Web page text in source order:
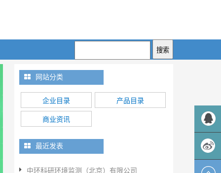
网站分类
企业目录 产品目录
商业资讯
最近发表
中环科研环境监测（北京）有限公司
QQ客服